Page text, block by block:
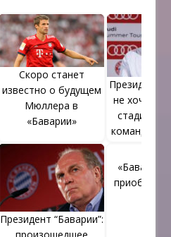
Скоро станет
известно о будущем
Мюллера в
«Баварии»
Президент
не хочет
стадионе
команды в
Президент “Баварии”: